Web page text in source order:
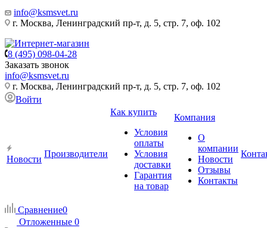
info@ksmsvet.ru
г. Москва, Ленинградский пр-т, д. 5, стр. 7, оф. 102
8 (495) 098-04-28
Заказать звонок
info@ksmsvet.ru
г. Москва, Ленинградский пр-т, д. 5, стр. 7, оф. 102
Войти
Новости
Производители
Как купить
Условия
оплаты
Условия
доставки
Гарантия
на товар
Компания
О
компании
Новости
Отзывы
Контакты
Сравнение0
Отложенные 0